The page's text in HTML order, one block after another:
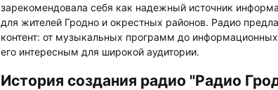
зарекомендовала себя как надежный источник
для жителей Гродно и окрестных районов. Радио
контент: от музыкальных программ до информационных
его интересным для широкой аудитории.
История создания радио "Радио